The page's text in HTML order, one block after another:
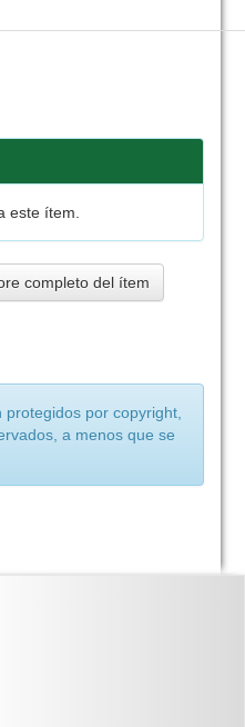
este ítem.
completo del ítem
por copyright,
a menos que se